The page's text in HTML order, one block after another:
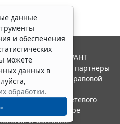
данные
и обеспечения
можете
данных в
обработки.
2026. Система ГАРАНТ
"Гарант" и ее партнеры
ассоциации правовой
в качестве сетевого
по надзору в сфере
и массовых